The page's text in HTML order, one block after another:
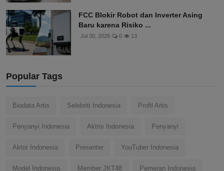
FCC Blokir Robot dan Inverter Asing
Baru karena Risiko ...
Jul 30, 2026 0 13
Popular Tags
Biodata Artis Selebriti Indonesia Profil Artis
Penyanyi Indonesia Aktris Indonesia Penyanyi
Aktor Indonesia Presenter YouTuber Indonesia
Model Indonesia Member JKT48 Pemeran Indonesia